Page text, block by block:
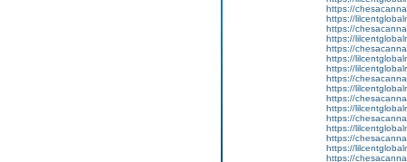
https://
https://
https://
https://
https://
https://
https://
https://
https://
https://
https://
https://
https://
https://
https://
https://